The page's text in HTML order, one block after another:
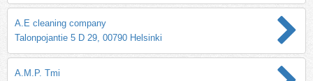
A.E cleaning company
Talonpojantie 5 D 29, 00790 Helsinki
A.M.P. Tmi